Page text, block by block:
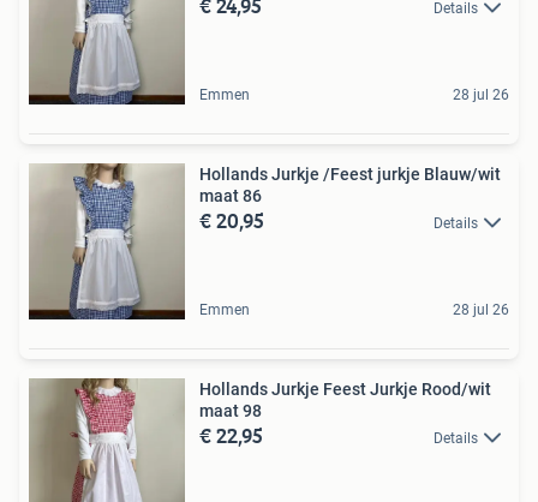
Details
Emmen 28 jul 26
Hollands Jurkje /Feest jurkje Blauw/wit
maat 86
€ 20,95 Details
Emmen 28 jul 26
Hollands Jurkje Feest Jurkje Rood/wit
maat 98
€ 22,95 Details